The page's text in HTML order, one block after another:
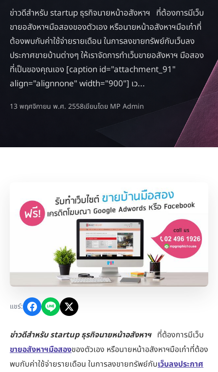
ข่าวดีสำหรับ startup ธุรกิจนายหน้าอสังหาฯ ที่ต้องการมีเว็บ
ขายอสังหาฯมือสองของตัวเอง หรือนายหน้าอสังหาฯมือเก๋าที่
ต้องพบกับค่าใช้จ่ายรายเดือน ในการลงขายทรัพย์กับเว็บลง
ประกาศขายบ้านต่างๆ ให้เราจัดการทำเว็บขายอสังหาฯ มือสอง
ที่เป็นของคุณเอง [caption id="attachment_91"
align="alignnone" width="900"] เว...
13 พฤศจิกายน พ.ศ. 2558เขียนโดย MP Admin
แชร์:
ข่าวดีสำหรับ startup ธุรกิจนายหน้าอสังหาฯ ที่ต้องการมีเว็บ
ขายอสังหาฯมือสองของตัวเอง หรือนายหน้าอสังหาฯมือเก๋าที่ต้อง
พบกับค่าใช้จ่ายรายเดือน ในการลงขายทรัพย์กับเว็บลงประกาศ